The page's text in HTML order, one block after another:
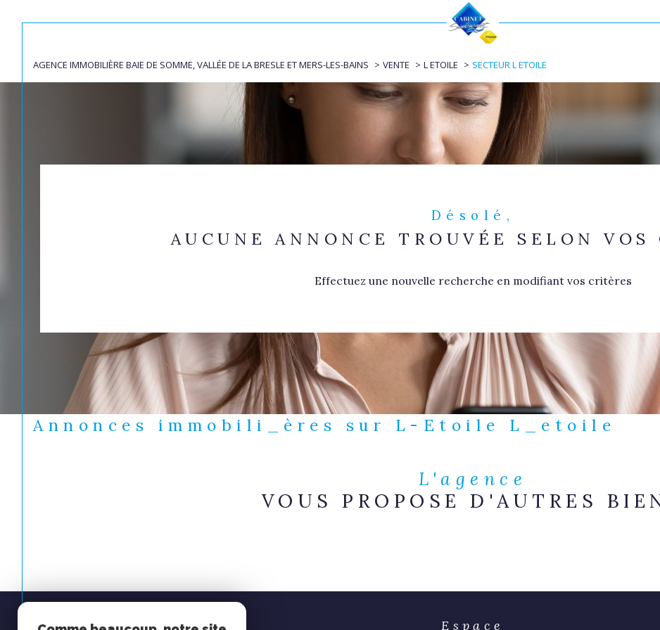
de l'ancien
du neuf
Louer
à l'année
de l'immo pro
Estimer
TYPE DE BIEN BUDGET
annonces
80830 - L'Étoile
AGENCE IMMOBILIÈRE BAIE DE SOMME, VALLÉE DE LA BRESLE ET MERS-LES-BAINS VENTE L ETOILE SECTEUR L ETOILE
Désolé,
AUCUNE ANNONCE TROUVÉE SELON VOS
Effectuez une nouvelle recherche en modifiant vos critères
Annonces immobili_ères sur L-Etoile L_etoile
L'agence
VOUS PROPOSE D'AUTRES
Espace Espace